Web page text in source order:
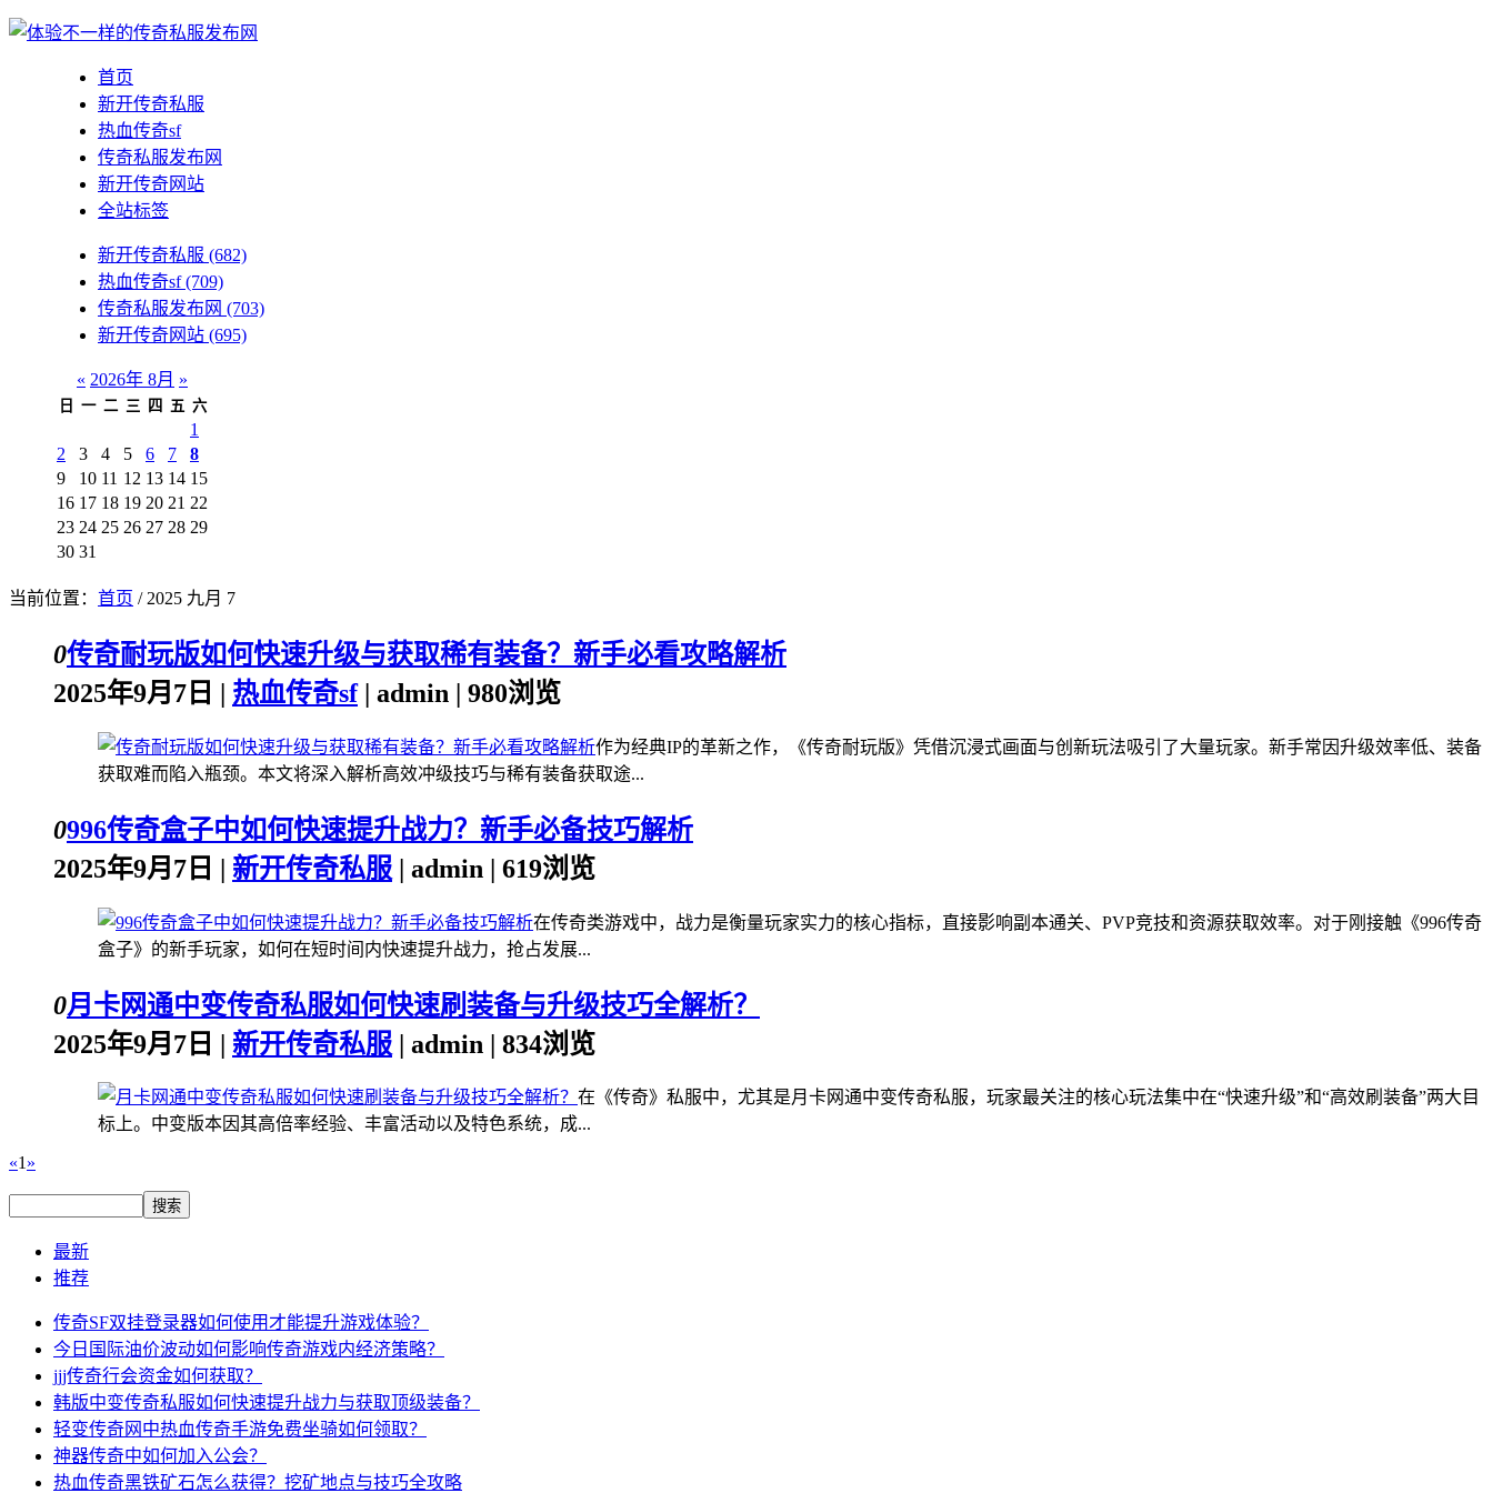
首页
新开传奇私服
热血传奇sf
传奇私服发布网
新开传奇网站
全站标签
新开传奇私服 (682)
热血传奇sf(709)
传奇私服发布网 (703)
新开传奇网站 (695)
« 2026年 8月 »
日 一 二 三 四 五 六
1
2
3 4 5 6 7
8
9
10 11 12 13 14 15
16 17 18 19 20 21 22
23 24 25 26 27 28 29
30 31
当前位置： 首页 / 2025 九月 7
0传奇耐玩版如何快速升级与获取稀有装备？新手必看攻略解析
2025年9月7日 | 热血传奇sf| admin | 980浏览
作为经典IP的革新之作，《传奇耐玩版》凭借沉浸式画面与创新玩法吸引了大量玩家。新手常因升级效率低、装备
获取难而陷入瓶颈。本文将深入解析高效冲级技巧与稀有装备获取途...
0996传奇盒子中如何快速提升战力？新手必备技巧解析
2025年9月7日 | 新开传奇私服 | admin | 619浏览
在传奇类游戏中，战力是衡量玩家实力的核心指标，直接影响副本通关、PVP竞技和资源获取效率。对于刚接触《996传奇
盒子》的新手玩家，如何在短时间内快速提升战力，抢占发展...
0月卡网通中变传奇私服如何快速刷装备与升级技巧全解析？
2025年9月7日 | 新开传奇私服 | admin | 834浏览
在《传奇》私服中，尤其是月卡网通中变传奇私服，玩家最关注的核心玩法集中在“快速升级”和“高效刷装备”两大目
标上。中变版本因其高倍率经验、丰富活动以及特色系统，成...
«1»
最新
推荐
传奇SF双挂登录器如何使用才能提升游戏体验？
今日国际油价波动如何影响传奇游戏内经济策略？
jjj传奇行会资金如何获取？
韩版中变传奇私服如何快速提升战力与获取顶级装备？
轻变传奇网中热血传奇手游免费坐骑如何领取？
神器传奇中如何加入公会？
热血传奇黑铁矿石怎么获得？挖矿地点与技巧全攻略